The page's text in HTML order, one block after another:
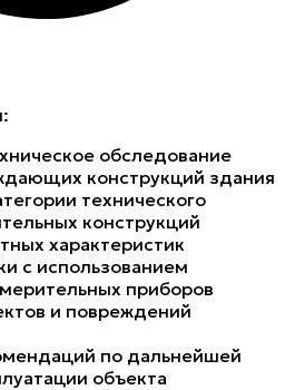
обследование
конструкций здания
технического
конструкций
характеристик
с использованием
приборов
и повреждений
по дальнейшей
объекта